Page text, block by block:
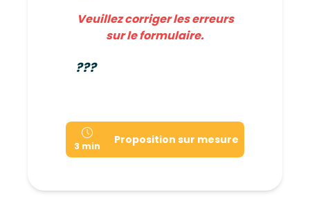
Veuillez corriger les erreurs
sur le formulaire.
???
3 min Proposition sur mesure